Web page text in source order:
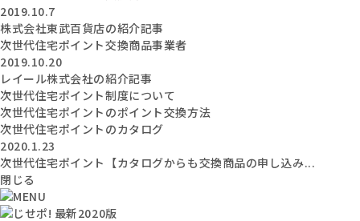
2019.10.7
株式会社東武百貨店の紹介記事
次世代住宅ポイント交換商品事業者
2019.10.20
レイール株式会社の紹介記事
次世代住宅ポイント制度について
次世代住宅ポイントのポイント交換方法
次世代住宅ポイントのカタログ
2020.1.23
次世代住宅ポイント【カタログからも交換商品の申し込み...
閉じる